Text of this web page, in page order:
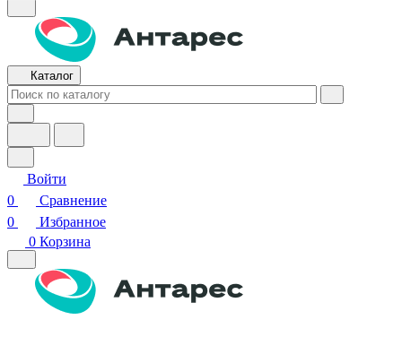
Каталог
Войти
0
Сравнение
0
Избранное
0 Корзина